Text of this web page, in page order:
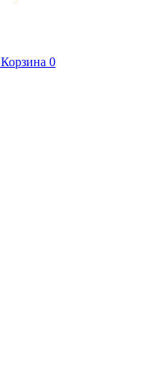
Корзина 0